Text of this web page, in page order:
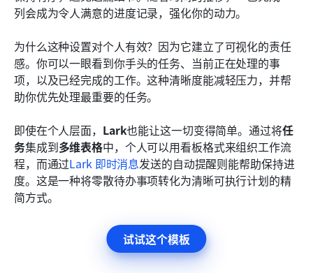
列会成为令人满意的进度记录，强化你的动力。
为什么这种设置对个人有效？因为它建立了可视化的责任
感。你可以一眼看到你手头的任务、当前正在处理的事
项，以及已经完成的工作。这种清晰度能减轻压力，并帮
助你优先处理最重要的任务。
即使在个人层面， Lark也能让这一切变得简单。通过将任
务集成到多维表格中，个人可以用看板格式来组织工作流
程，而通过Lark 即时消息发送的自动提醒则能帮助保持进
度。这是一种将零散待办事项转化为清晰可执行计划的精
简方式。
试试这个模板